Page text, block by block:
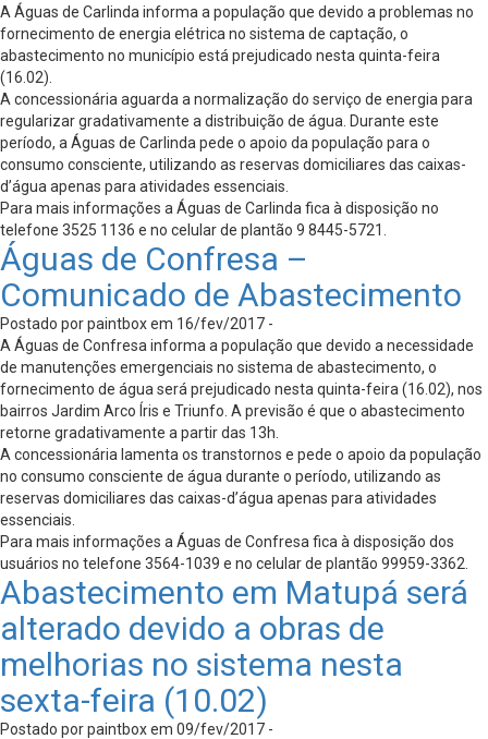
A Águas de Carlinda informa a população que devido a problemas no
fornecimento de energia elétrica no sistema de captação, o
abastecimento no município está prejudicado nesta quinta-feira
(16.02).
A concessionária aguarda a normalização do serviço de energia para
regularizar gradativamente a distribuição de água. Durante este
período, a Águas de Carlinda pede o apoio da população para o
consumo consciente, utilizando as reservas domiciliares das caixas-
d’água apenas para atividades essenciais.
Para mais informações a Águas de Carlinda fica à disposição no
telefone 3525 1136 e no celular de plantão 9 8445-5721.
Águas de Confresa –
Comunicado de Abastecimento
Postado por paintbox em 16/fev/2017 -
A Águas de Confresa informa a população que devido a necessidade
de manutenções emergenciais no sistema de abastecimento, o
fornecimento de água será prejudicado nesta quinta-feira (16.02), nos
bairros Jardim Arco Íris e Triunfo. A previsão é que o abastecimento
retorne gradativamente a partir das 13h.
A concessionária lamenta os transtornos e pede o apoio da população
no consumo consciente de água durante o período, utilizando as
reservas domiciliares das caixas-d’água apenas para atividades
essenciais.
Para mais informações a Águas de Confresa fica à disposição dos
usuários no telefone 3564-1039 e no celular de plantão 99959-3362.
Abastecimento em Matupá será
alterado devido a obras de
melhorias no sistema nesta
sexta-feira (10.02)
Postado por paintbox em 09/fev/2017 -